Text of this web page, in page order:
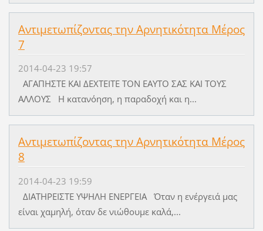
Αντιμετωπίζοντας την Αρνητικότητα Μέρος
7
2014-04-23 19:57
AΓAΠHΣTE KAI ΔEXTEITE TON EAYTO ΣAΣ KAI TOYΣ
AΛΛOYΣ H κατανόηση, η παραδοχή και η...
Αντιμετωπίζοντας την Αρνητικότητα Μέρος
8
2014-04-23 19:59
ΔIATHPEIΣTE YΨHΛH ENEPΓEIA Όταν η ενέργειά μας
είναι χαμηλή, όταν δε νιώθουμε καλά,...